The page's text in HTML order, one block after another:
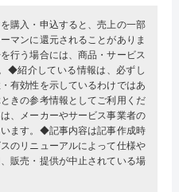
購入・申込すると、売上の一部
マンに還元されることがありま
行う場合には、商品・サービス
◆紹介している情報は、必ずし
有効性を示しているわけではあ
きの参考情報としてご利用くだ
、メーカーやサービス事業者の
ます。◆記事内容は記事作成時
のリニューアルによって仕様や
販売・提供が中止されている場